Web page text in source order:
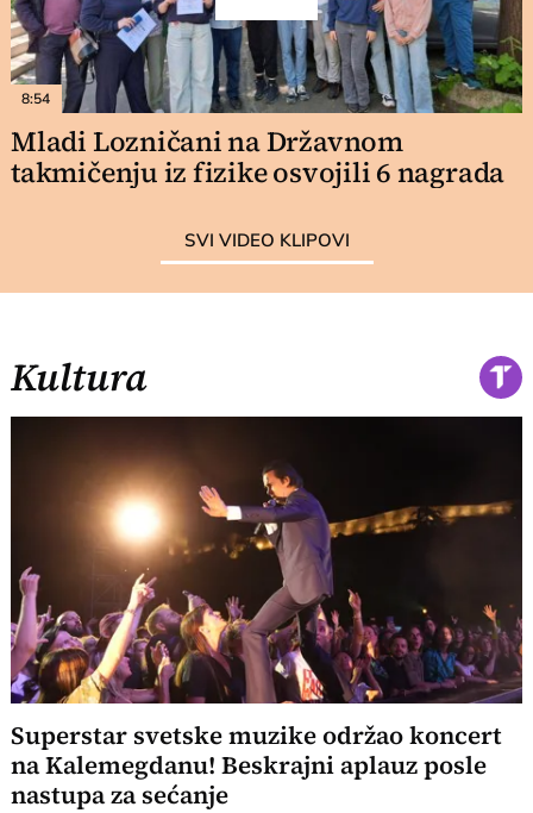
8:54
Mladi Lozničani na Državnom
takmičenju iz fizike osvojili 6 nagrada
SVI VIDEO KLIPOVI
Kultura
Superstar svetske muzike održao koncert
na Kalemegdanu! Beskrajni aplauz posle
nastupa za sećanje